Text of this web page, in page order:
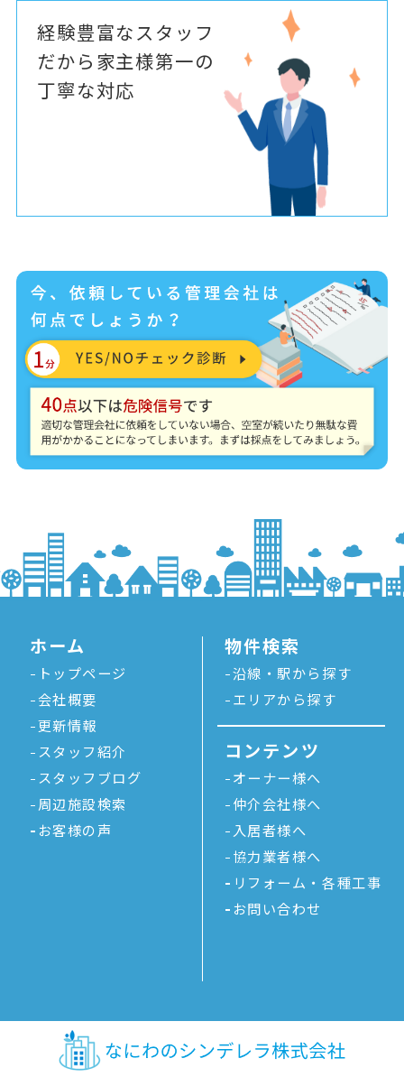
経験豊富なスタッフ
だから家主様第一の
丁寧な対応
ホーム
トップページ
会社概要
更新情報
スタッフ紹介
スタッフブログ
周辺施設検索
お客様の声
物件検索
沿線・駅から探す
エリアから探す
コンテンツ
オーナー様へ
仲介会社様へ
入居者様へ
協力業者様へ
リフォーム・各種工事
お問い合わせ